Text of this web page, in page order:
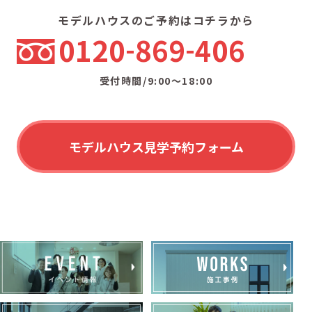
モデルハウスのご予約はコチラから
0120 869 406
受付時間/9:00〜18:00
モデルハウス見学予約フォーム